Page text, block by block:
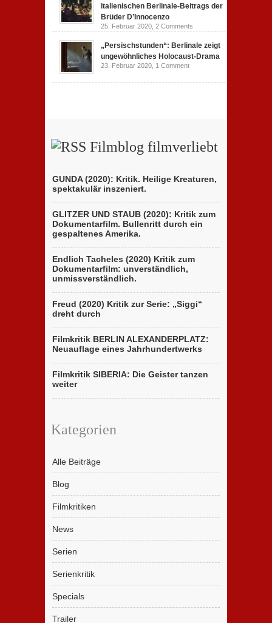
italienischen Berlinale-Beitrags der
Brüder D’Innocenzo
25. Februar 2020, 2 Comments
„Persischstunden“: Berlinale zeigt
ungewöhnliches Holocaust-Drama
23. Februar 2020, 1 Comment
Filmblog filmverliebt
GUNDA (2020): Kritik. Heilige Kreaturen,
spektakulär inszeniert.
GLITZER UND STAUB (2020): Kritik zum
Dokumentarfilm. Bullenritt durch ein
gespaltenes Amerika.
Endlich Tacheles (2020) Kritik zum
Dokumentarfilm: unverständlich,
unmissverständlich.
Freud (2020) Kritik zur Serie: „Siggi“
dreht durch
Filmkritik BERLIN ALEXANDERPLATZ:
Neuauflage eines Jahrhundertwerks
Filmkritik SIBERIA: Die Geister tanzen
weiter
Kategorien
Alle Beiträge
Blog
Filmkritiken
News
Serien
Serienkritik
Specials
Trailer